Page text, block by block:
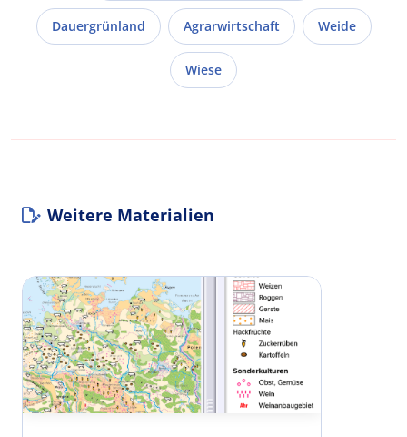
Dauergrünland Agrarwirtschaft Weide
Wiese
Weitere Materialien